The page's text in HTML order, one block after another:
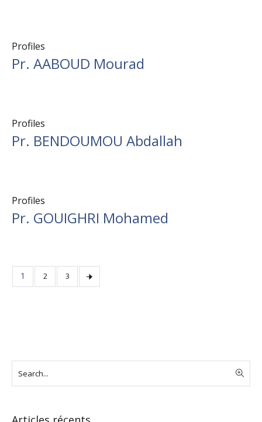
Profiles
Pr. AABOUD Mourad
Profiles
Pr. BENDOUMOU Abdallah
Profiles
Pr. GOUIGHRI Mohamed
1 2 3